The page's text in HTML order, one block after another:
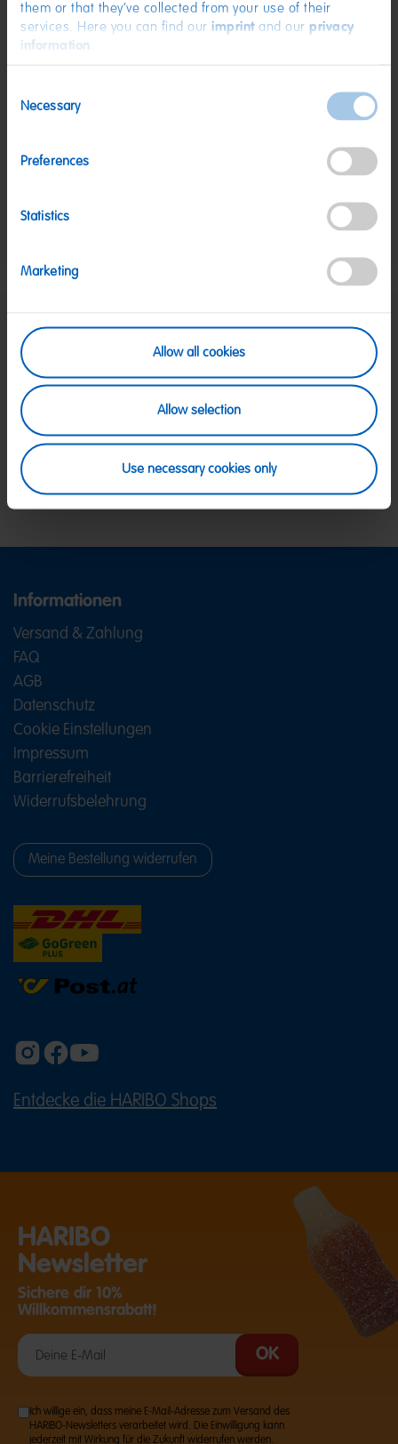
them or that they’ve collected from your use of their
services. Here you can find our imprintand our privacy
information
Selection
Necessary
Preferences
Statistics
Marketing
Allow all cookies
Allow selection
Use necessary cookies only
Energie: 1525 kJ/359 kcal
Fett:
Kohlenhydrate:
Eiweiß:
SICHERE ZAHLUNG
Rechnung, Visa, Mastercard
KOSTENLOSE LIEFERUNG
Ab 79 € nach Österreich
Wir sind Mo-Fr von 08-18:00 Uhr für dich da.
2641 300 1001oder über unserKontaktformular.
Informationen
Versand & Zahlung
FAQ
AGB
Datenschutz
Cookie Einstellungen
Impressum
Barrierefreiheit
Widerrufsbelehrung
Meine Bestellung widerrufen
Entdecke die HARIBO Shops
HARIBO
Newsletter
Sichere dir 10%
Willkommensrabatt!
Ich willige ein, dass meine E-Mail-Adresse zum Versand des
HARIBO-Newsletters verarbeitet wird. Die Einwilligung kann
jederzeit mit Wirkung für die Zukunft widerrufen werden.